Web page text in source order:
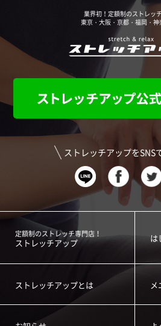
業界初！定額制のストレッ
東京・大阪・京都・福岡・神
ストレッチアップをSNS
定額制のストレッチ専門店！
ストレッチアップ
は
ストレッチアップとは メ